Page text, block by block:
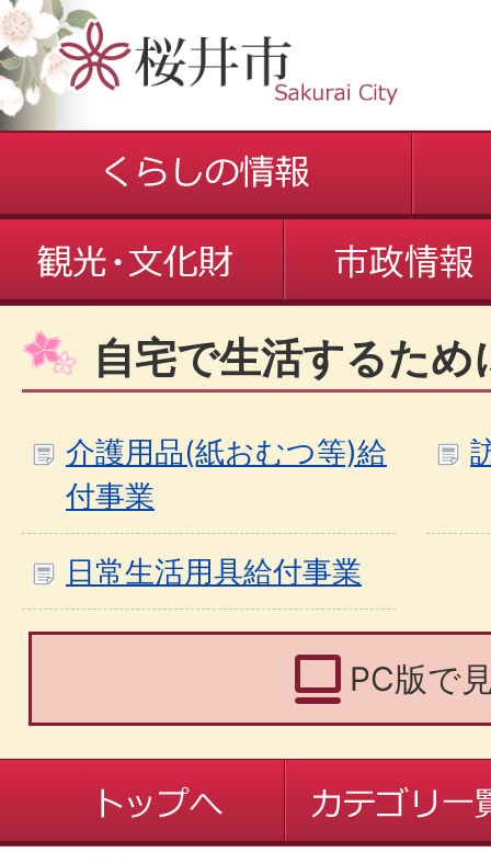
自宅で生活するため
介護用品(紙おむつ等)給
付事業
日常生活用具給付事業
PC版で